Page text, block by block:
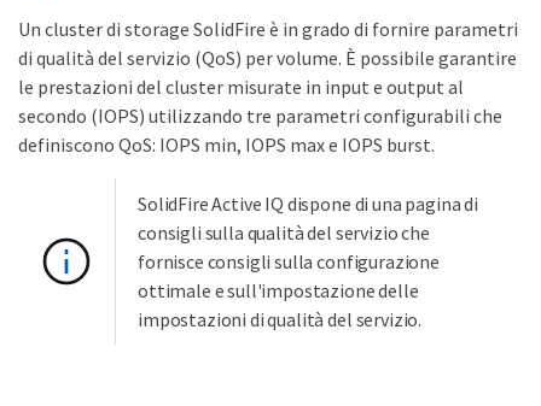
Un cluster di storage SolidFire è in grado di fornire parametri
di qualità del servizio (QoS) per volume. È possibile garantire
le prestazioni del cluster misurate in input e output al
secondo (IOPS) utilizzando tre parametri configurabili che
definiscono QoS: IOPS min, IOPS max e IOPS burst.
SolidFire Active IQ dispone di una pagina di
consigli sulla qualità del servizio che
fornisce consigli sulla configurazione
ottimale e sull'impostazione delle
impostazioni di qualità del servizio.